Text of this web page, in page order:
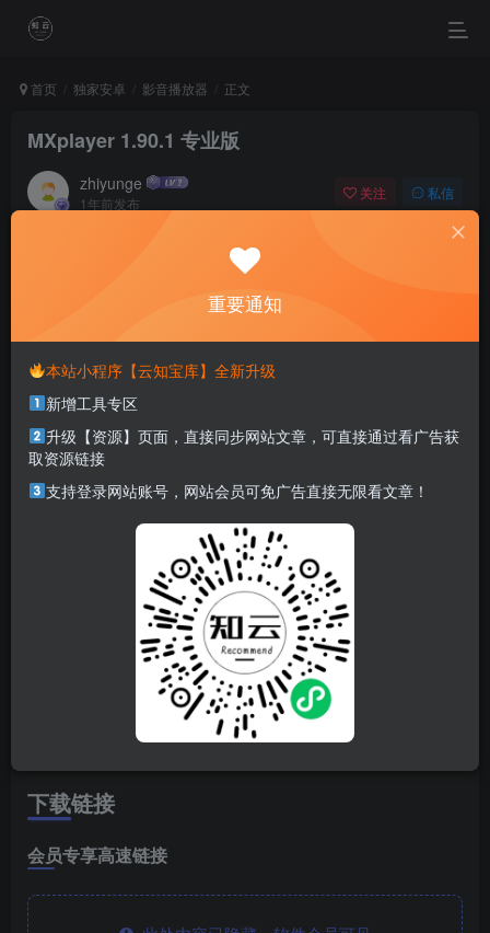
首页 独家安卓 影音播放器 正文
MXplayer 1.90.1 专业版
zhiyunge
1年前发布
关注 私信
To beleve , each day the sun wll not lve up to ther own
smle.
本站部分资源打包为压缩包以方便分享，涉及较多
解压密码，如果你下载的资源需要解压密码，请点
击解压密码查看
软件简介
非常好用的本地视频播放器，支持多种解码格式，可以导入
字幕，屏幕大小窗播放等
下载链接
会员专享高速链接
重要通知
本站小程序【云知宝库】全新升级
新增工具专区
升级【资源】页面，直接同步网站文章，可直接通过看广告获
取资源链接
支持登录网站账号，网站会员可免广告直接无限看文章！